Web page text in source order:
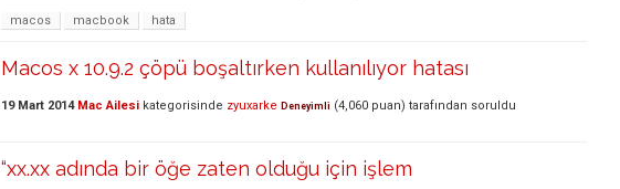
macos macbook hata
Macos x 10.9.2 çöpü boşaltırken kullanılıyor hatası
19 Mart 2014 Mac Ailesi kategorisinde zyuxarke Deneyimli (4,060 puan) tarafından soruldu
“xx.xx adında bir öğe zaten olduğu için işlem